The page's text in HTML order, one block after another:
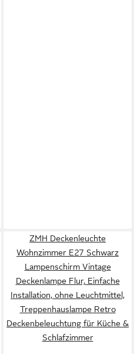
ZMH Deckenleuchte
Wohnzimmer E27 Schwarz
Lampenschirm Vintage
Deckenlampe Flur, Einfache
Installation, ohne Leuchtmittel,
Treppenhauslampe Retro
Deckenbeleuchtung für Küche &
Schlafzimmer